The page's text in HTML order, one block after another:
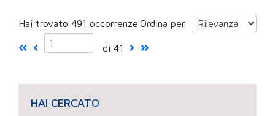
Hai trovato 491 occorrenze Ordina per
di 41
HAI CERCATO